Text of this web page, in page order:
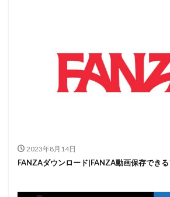
2023年8月14日
FANZAダウンロード|FANZA動画保存できる